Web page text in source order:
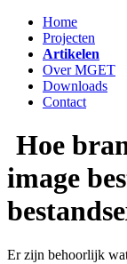
Home
Projecten
Artikelen
Over MGET
Downloads
Contact
Hoe
image
Er zijn behoorlijk